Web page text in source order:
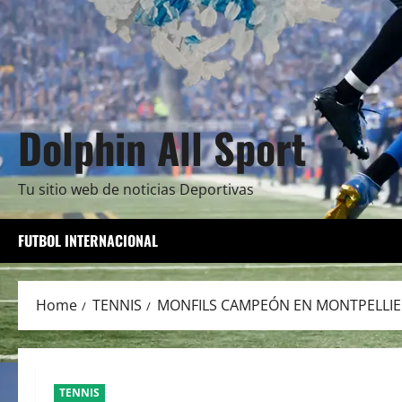
Dolphin All Sport
Tu sitio web de noticias Deportivas
FUTBOL INTERNACIONAL
Home TENNIS MONFILS CAMPEÓN EN
TENNIS